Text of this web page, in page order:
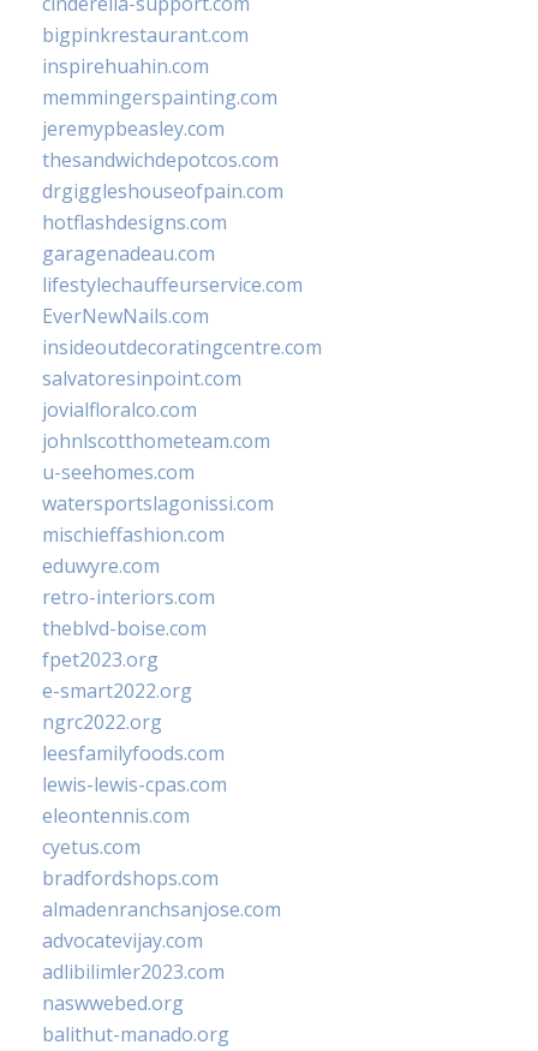
bigpinkrestaurant.com
inspirehuahin.com
memmingerspainting.com
jeremypbeasley.com
thesandwichdepotcos.com
drgiggleshouseofpain.com
hotflashdesigns.com
garagenadeau.com
lifestylechauffeurservice.com
EverNewNails.com
insideoutdecoratingcentre.com
salvatoresinpoint.com
jovialfloralco.com
johnlscotthometeam.com
u-seehomes.com
watersportslagonissi.com
mischieffashion.com
eduwyre.com
retro-interiors.com
theblvd-boise.com
fpet2023.org
e-smart2022.org
ngrc2022.org
leesfamilyfoods.com
lewis-lewis-cpas.com
eleontennis.com
cyetus.com
bradfordshops.com
almadenranchsanjose.com
advocatevijay.com
adlibilimler2023.com
naswwebed.org
balithut-manado.org